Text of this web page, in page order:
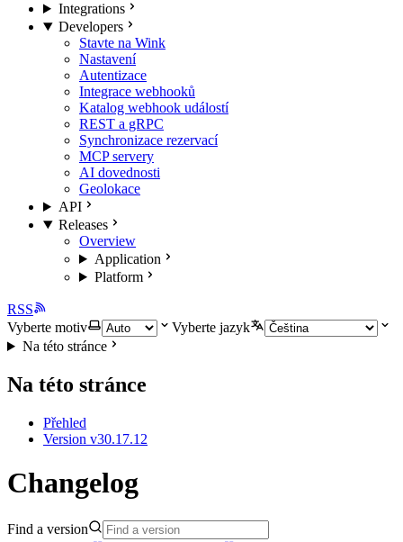
Integrations
Developers
Stavte na Wink
Nastavení
Autentizace
Integrace webhooků
Katalog webhook událostí
REST a gRPC
Synchronizace rezervací
MCP servery
AI dovednosti
Geolokace
API
Releases
Overview
Application
Platform
RSS
Vyberte motiv
Vyberte jazyk
Na této stránce
Na této stránce
Přehled
Version v30.17.12
Changelog
Find a version